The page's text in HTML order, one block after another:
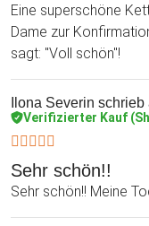
Eine superschöne
Dame zur
sagt: "Voll schön"!
Ilona Severin schrieb
Verifizierter Kauf
Sehr schön!!
Sehr schön!! Meine